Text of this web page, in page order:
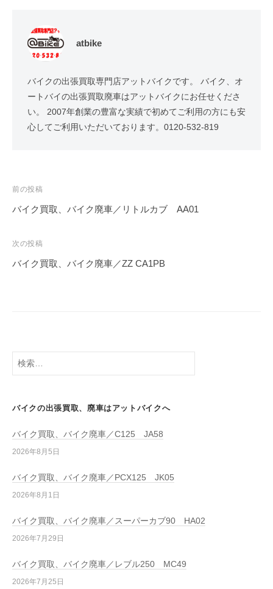
atbike
バイクの出張買取専門店アットバイクです。 バイク、オ
ートバイの出張買取廃車はアットバイクにお任せくださ
い。 2007年創業の豊富な実績で初めてご利用の方にも安
心してご利用いただいております。0120-532-819
前の投稿
バイク買取、バイク廃車／リトルカブ AA01
次の投稿
バイク買取、バイク廃車／ZZ CA1PB
バイクの出張買取、廃車はアットバイクへ
バイク買取、バイク廃車／C125 JA58
2026年8月5日
バイク買取、バイク廃車／PCX125 JK05
2026年8月1日
バイク買取、バイク廃車／スーパーカブ90 HA02
2026年7月29日
バイク買取、バイク廃車／レブル250 MC49
2026年7月25日